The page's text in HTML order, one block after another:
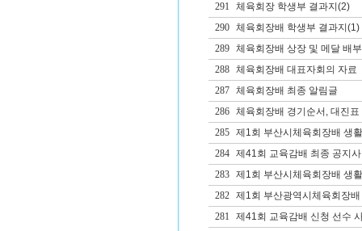
291
체육회장 학생부 결과지(2)
290
체육회장배 학생부 결과지(1)
289
체육회장배 상장 및 메달 배
288
체육회장배 대표자회의 자료
287
체육회장배 최종 알림글
286
체육회장배 경기순서, 대진표
285
제1회 부산시체육회장배 생
284
제41회 교육감배 최종 공지
283
제1회 부산시체육회장배 생
282
제1회 부산광역시체육회장
281
제41회 교육감배 신청 선수